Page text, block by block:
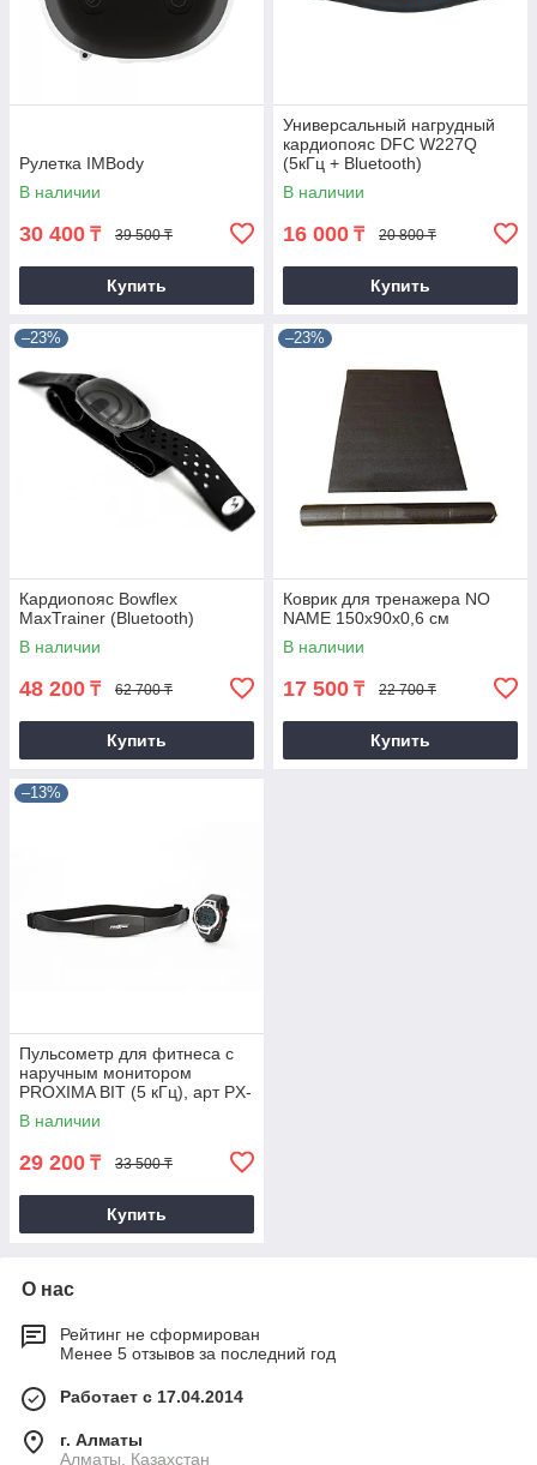
Рулетка IMBody
В наличии
30 400 ₸ 39 500 ₸
Купить
Универсальный нагрудный
кардиопояс DFC W227Q
(5кГц + Bluetooth)
В наличии
16 000 ₸ 20 800 ₸
Купить
–23%
Кардиопояс Bowflex
MaxTrainer (Bluetooth)
В наличии
48 200 ₸ 62 700 ₸
Купить
–23%
Коврик для тренажера NO
NAME 150х90х0,6 см
В наличии
17 500 ₸ 22 700 ₸
Купить
–13%
Пульсометр для фитнеса с
наручным монитором
PROXIMA BIT (5 кГц), арт PX-
HR
В наличии
29 200 ₸ 33 500 ₸
Купить
О нас
Рейтинг не сформирован
Менее 5 отзывов за последний год
Работает с 17.04.2014
г. Алматы
Алматы, Казахстан